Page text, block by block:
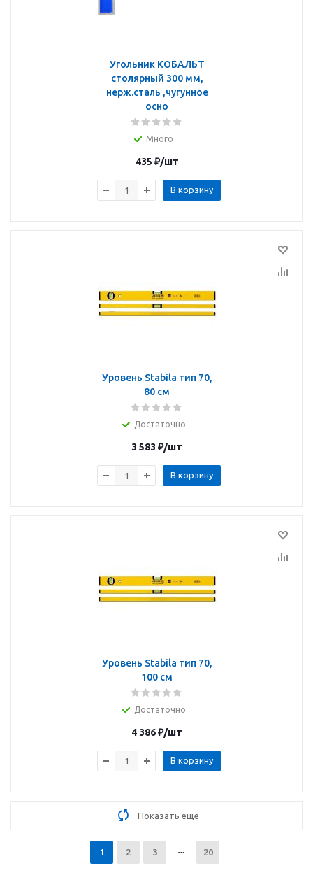
Угольник КОБАЛЬТ
столярный 300 мм,
нерж.сталь ,чугунное
осно
Много
435 ₽/шт
В корзину
Уровень Stabila тип 70,
80 см
Достаточно
3 583 ₽/шт
В корзину
Уровень Stabila тип 70,
100 см
Достаточно
4 386₽/шт
В корзину
Показать еще
1 2 3 20